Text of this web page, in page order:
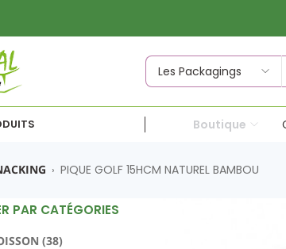
Boutique
› PIQUE GOLF 15HCM NATUREL BAMBOU
PAR CATÉGORIES
(38)